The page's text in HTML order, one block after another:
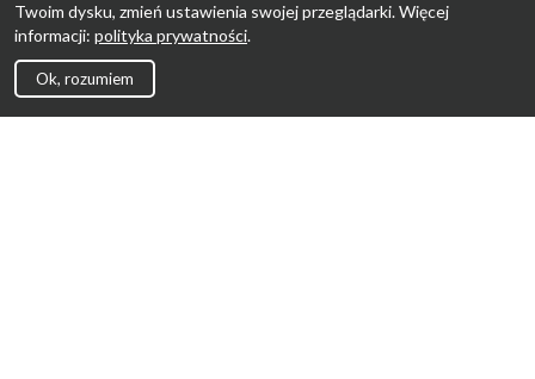
Twoim dysku, zmień ustawienia swojej przeglądarki. Więcej
informacji: polityka prywatności.
Ok, rozumiem